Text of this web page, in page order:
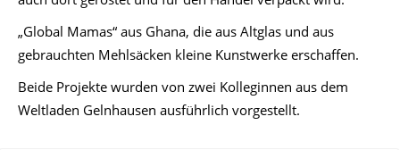
„Global Mamas“ aus Ghana, die aus Altglas und aus
gebrauchten Mehlsäcken kleine Kunstwerke erschaffen.
Beide Projekte wurden von zwei Kolleginnen aus dem
Weltladen Gelnhausen ausführlich vorgestellt.